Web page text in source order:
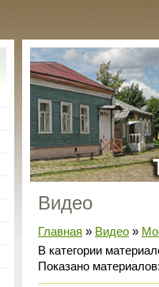
Видео
Главная » Видео »
В категории
Показано материалов